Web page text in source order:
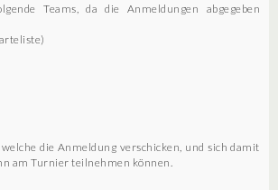
Teams, da die Anmeldungen abgegeben
die Anmeldung verschicken, und sich damit
am Turnier teilnehmen können.